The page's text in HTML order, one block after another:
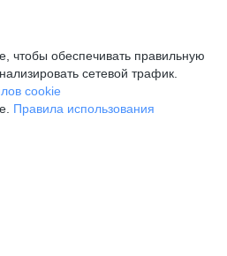
чтобы обеспечивать правильную
сетевой трафик.
cookie
Правила использования